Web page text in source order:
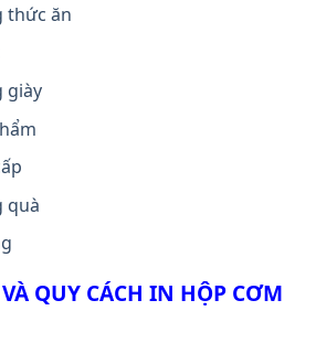
thức ăn
giày
quà
QUY CÁCH IN HỘP CƠM